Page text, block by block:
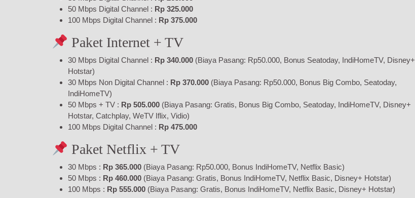
50 Mbps Digital Channel : Rp 325.000
100 Mbps Digital Channel : Rp 375.000
Paket Internet + TV
30 Mbps Digital Channel : Rp 340.000 (Biaya Pasang: Rp50.000, Bonus Seatoday, IndiHomeTV, Disney+
Hotstar)
30 Mbps Non Digital Channel : Rp 370.000 (Biaya Pasang: Rp50.000, Bonus Big Combo, Seatoday,
IndiHomeTV)
50 Mbps + TV : Rp 505.000 (Biaya Pasang: Gratis, Bonus Big Combo, Seatoday, IndiHomeTV, Disney+
Hotstar, Catchplay, WeTV Iflix, Vidio)
100 Mbps Digital Channel : Rp 475.000
Paket Netflix + TV
30 Mbps : Rp 365.000 (Biaya Pasang: Rp50.000, Bonus IndiHomeTV, Netflix Basic)
50 Mbps : Rp 460.000 (Biaya Pasang: Gratis, Bonus IndiHomeTV, Netflix Basic, Disney+ Hotstar)
100 Mbps : Rp 555.000 (Biaya Pasang: Gratis, Bonus IndiHomeTV, Netflix Basic, Disney+ Hotstar)